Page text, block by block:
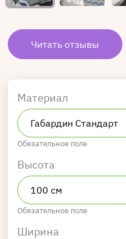
Читать отзывы
Материал
Обязательное поле
Высота
Обязательное поле
Ширина